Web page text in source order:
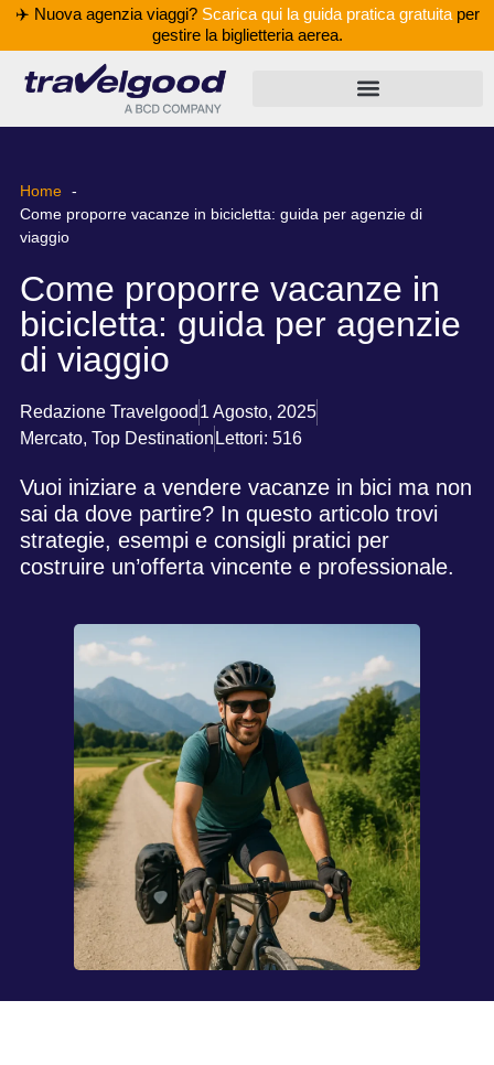
✈️ Nuova agenzia viaggi? Scarica qui la guida pratica gratuitaper
gestire la biglietteria aerea.
Home
Come proporre vacanze in bicicletta: guida per agenzie di
viaggio
Come proporre vacanze in
bicicletta: guida per agenzie
di viaggio
Redazione Travelgood 1 Agosto, 2025
Mercato, Top Destination Lettori: 516
Vuoi iniziare a vendere vacanze in bici ma non
sai da dove partire? In questo articolo trovi
strategie, esempi e consigli pratici per
costruire un’offerta vincente e professionale.